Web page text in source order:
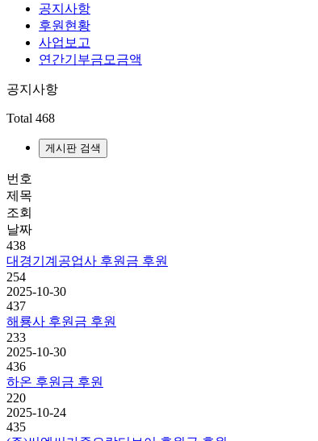
공지사항
후원현황
사업보고
연간기부금모금액
공지사항
Total 468
게시판 검색
번호
제목
조회
날짜
438
대경기계공업사 후원금 후원
254
2025-10-30
437
해룡사 후원금 후원
233
2025-10-30
436
하온 후원금 후원
220
2025-10-24
435